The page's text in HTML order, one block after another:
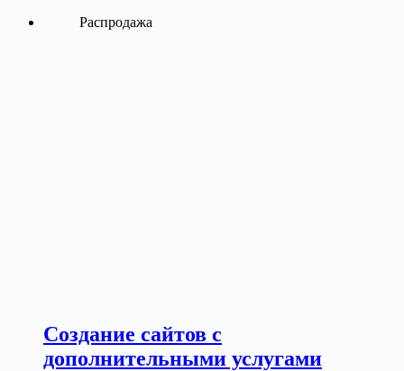
Распродажа
Создание сайтов с
дополнительными услугами